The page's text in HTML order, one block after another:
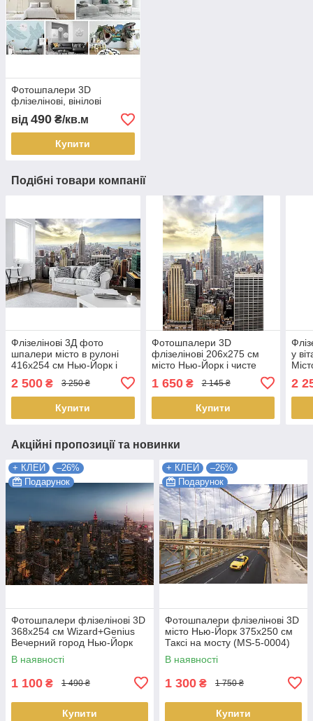
Фотошпалери 3D
флізелінові, вінілові
від 490 ₴/кв.м
Купити
Подібні товари компанії
Флізелінові 3Д фото
шпалери місто в рулоні
416х254 см Нью-Йорк і
Найкраща якість
2 500 ₴ 3 250 ₴
Купити
Фотошпалери 3D
флізелінові 206x275 см
місто Нью-Йорк і чисте
Найкраща якість
1 650₴ 2 145 ₴
Купити
у
на
2
Акційні пропозиції та новинки
+ КЛЕЙ
–26%
Подарунок
Фотошпалери флізелінові 3D
368х254 см Wizard+Genius
Вечерний город Нью-Йорк
(5059WG) Найкраща якість
В наявності
1 100 ₴ 1 490 ₴
Купити
+ КЛЕЙ
–26%
Подарунок
Фотошпалери флізелінові 3D
місто Нью-Йорк 375х250 см
Таксі на мосту (MS-5-0004)
Найкраща якість
В наявності
1 300 ₴ 1 750 ₴
Купити